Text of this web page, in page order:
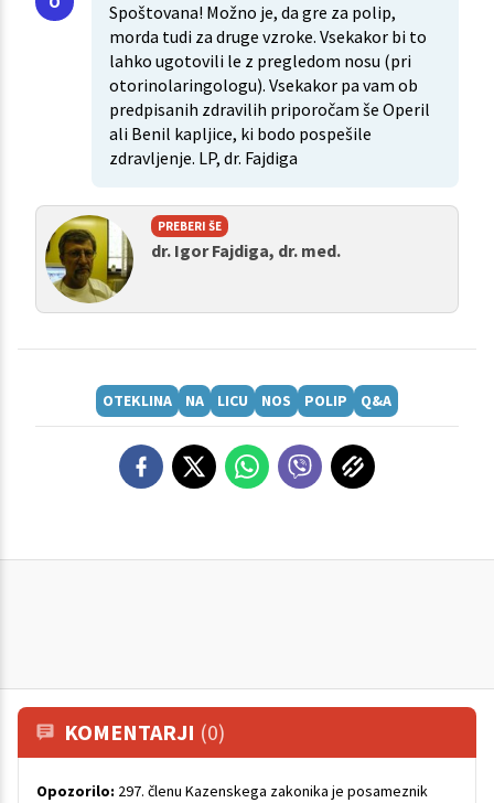
Spoštovana! Možno je, da gre za polip,
morda tudi za druge vzroke. Vsekakor bi to
lahko ugotovili le z pregledom nosu (pri
otorinolaringologu). Vsekakor pa vam ob
predpisanih zdravilih priporočam še Operil
ali Benil kapljice, ki bodo pospešile
zdravljenje. LP, dr. Fajdiga
PREBERI ŠE
dr. Igor Fajdiga, dr. med.
OTEKLINA NA LICU NOS POLIP Q&A
KOMENTARJI (0)
Opozorilo: 297. členu Kazenskega zakonika je posameznik